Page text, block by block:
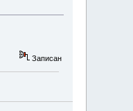
Записан